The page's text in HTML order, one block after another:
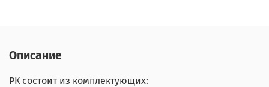
Описание
РК состоит из комплектующих: